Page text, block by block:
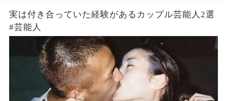
実は付き合っていた経験があるカップル芸能人2選
#芸能人